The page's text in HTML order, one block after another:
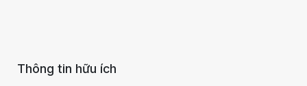
Thông tin hữu ích